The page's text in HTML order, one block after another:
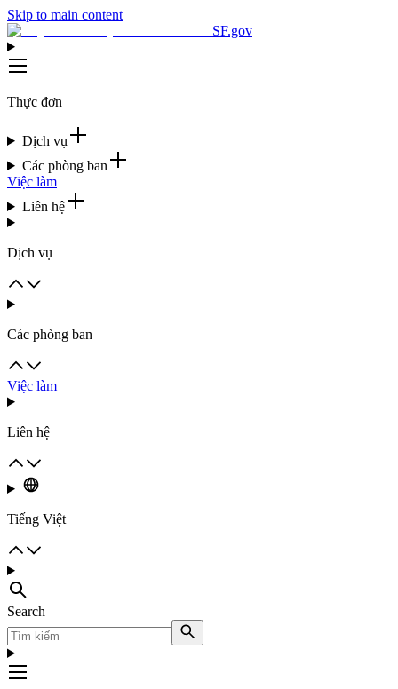
Skip to main content
SF.gov
Thực đơn
Dịch vụ
Các phòng ban
Việc làm
Liên hệ
Dịch vụ
Các phòng ban
Việc làm
Liên hệ
Tiếng Việt
Search